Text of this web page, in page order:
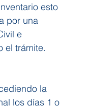
esto
por una
e
el trámite.
la
los días 1 o